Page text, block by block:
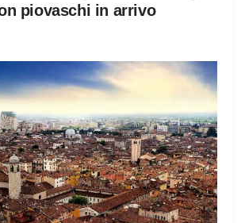
piovaschi in arrivo